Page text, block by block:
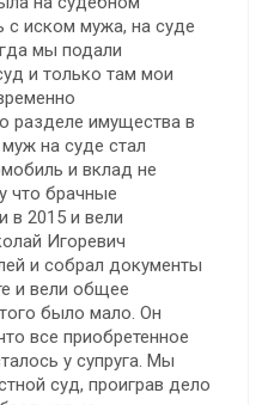
с иском мужа, на суде
мы подали
и только там мои
разделе имущества в
на суде стал
и вклад не
что брачные
в 2015 и вели
Игоревич
и собрал документы
и вели общее
было мало. Он
все приобретенное
у супруга. Мы
суд, проиграв дело